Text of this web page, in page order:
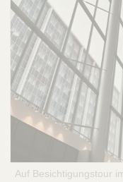
Auf Besichtigungstour